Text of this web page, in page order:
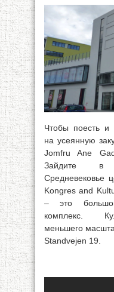
Чтобы поесть и
на усеянную
Jomfru Ane
Зайдите в
Kongres and
– это большой
комплекс.
меньшего
Standvejen 19.